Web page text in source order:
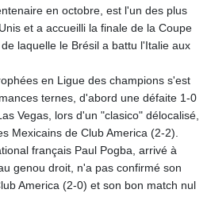
en octobre, est l'un des plus
et a accueilli la finale de la Coupe
laquelle le Brésil a battu l'Italie aux
en Ligue des champions s'est
ternes, d'abord une défaite 1-0
Vegas, lors d'un "clasico" délocalisé,
Mexicains de Club America (2-2).
français Paul Pogba, arrivé à
genou droit, n'a pas confirmé son
America (2-0) et son bon match nul